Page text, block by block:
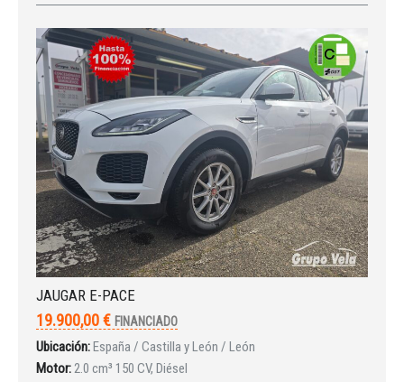
JAUGAR E-PACE
19.900,00 € FINANCIADO
Ubicación:España / Castilla y León / León
Motor:2.0 cm³ 150 CV, Diésel